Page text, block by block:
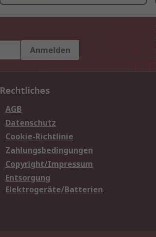
Anmelden
Rechtliches
AGB
Datenschutz
Cookie-Richtlinie
Zahlungsbedingungen
Copyright/Impressum
Entsorgung
Elektrogeräte/Batterien